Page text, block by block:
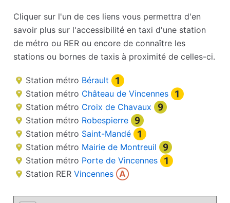
Cliquer sur l'un de ces liens vous permettra d'en
savoir plus sur l'accessibilité en taxi d'une station
de métro ou RER ou encore de connaître les
stations ou bornes de taxis à proximité de celles-ci.
Station métro Bérault
Station métro Château de Vincennes
Station métro Croix de Chavaux
Station métro Robespierre
Station métro Saint-Mandé
Station métro Mairie de Montreuil
Station métro Porte de Vincennes
Station RER Vincennes